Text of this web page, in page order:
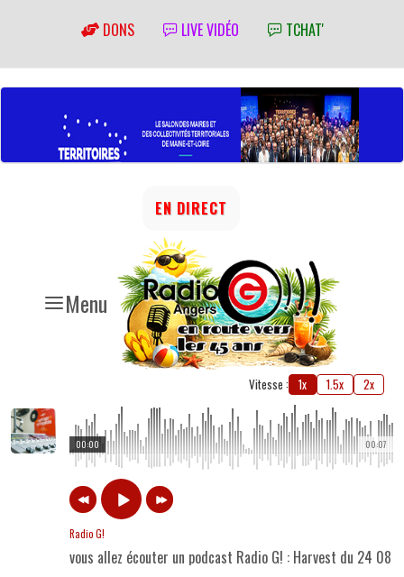
DONS LIVE VIDÉO TCHAT'
Menu
EN DIRECT
Vitesse : 1x 1.5x 2x
00:07
00:00
Radio G!
vous allez écouter un podcast Radio G! : Harvest du 24 08